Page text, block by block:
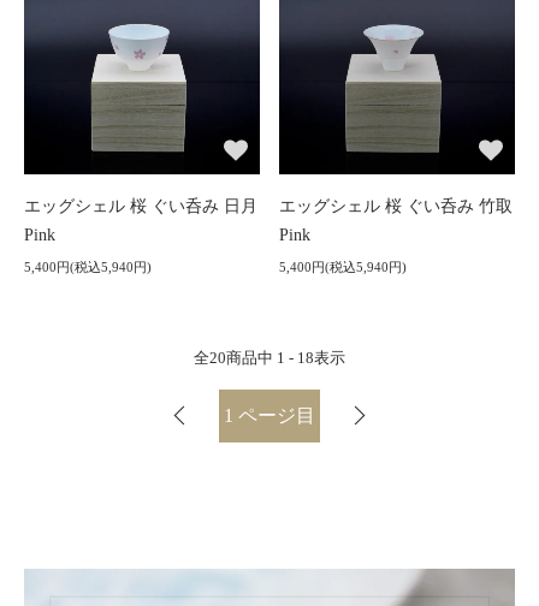
エッグシェル 桜 ぐい呑み 日月
Pink
5,400円(税込5,940円)
エッグシェル 桜 ぐい呑み 竹取
Pink
5,400円(税込5,940円)
全20商品中 1 - 18表示
1 ページ目